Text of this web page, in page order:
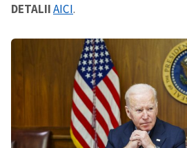
DETALIIAICI.